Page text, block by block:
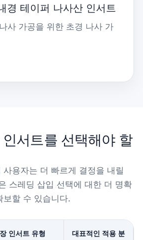
경 테이퍼 나사산 인서트
사 가공을 위한 초경 나사 가
서트를 선택해야 할
사용자는 더 빠르게 결정을 내릴
스레딩 삽입 선택에 대한 더 명확
보할 수 있습니다.
인서트 유형
대표적인 적용 분